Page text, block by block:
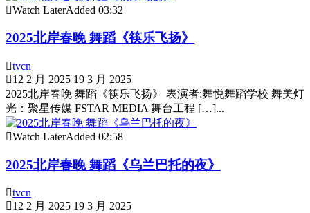
Watch LaterAdded 03:32
2025北岸春晚 舞蹈《筷乐飞扬》
tvcn
12 2 月 2025 19 3 月 2025
2025北岸春晚 舞蹈《筷乐飞扬》 表演者:舞悦舞蹈学校 舞美灯
光：聚星传媒 FSTAR MEDIA 舞台工程 […]...
Watch LaterAdded 02:58
2025北岸春晚 舞蹈《乌兰巴托的夜》
tvcn
12 2 月 2025 19 3 月 2025